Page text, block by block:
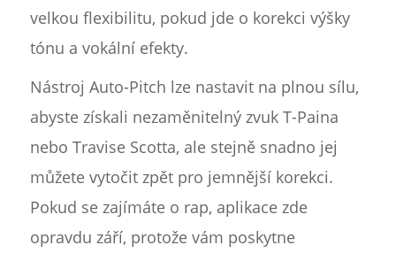
velkou flexibilitu, pokud jde o korekci výšky
tónu a vokální efekty.
Nástroj Auto-Pitch lze nastavit na plnou sílu,
abyste získali nezaměnitelný zvuk T-Paina
nebo Travise Scotta, ale stejně snadno jej
můžete vytočit zpět pro jemnější korekci.
Pokud se zajímáte o rap, aplikace zde
opravdu září, protože vám poskytne